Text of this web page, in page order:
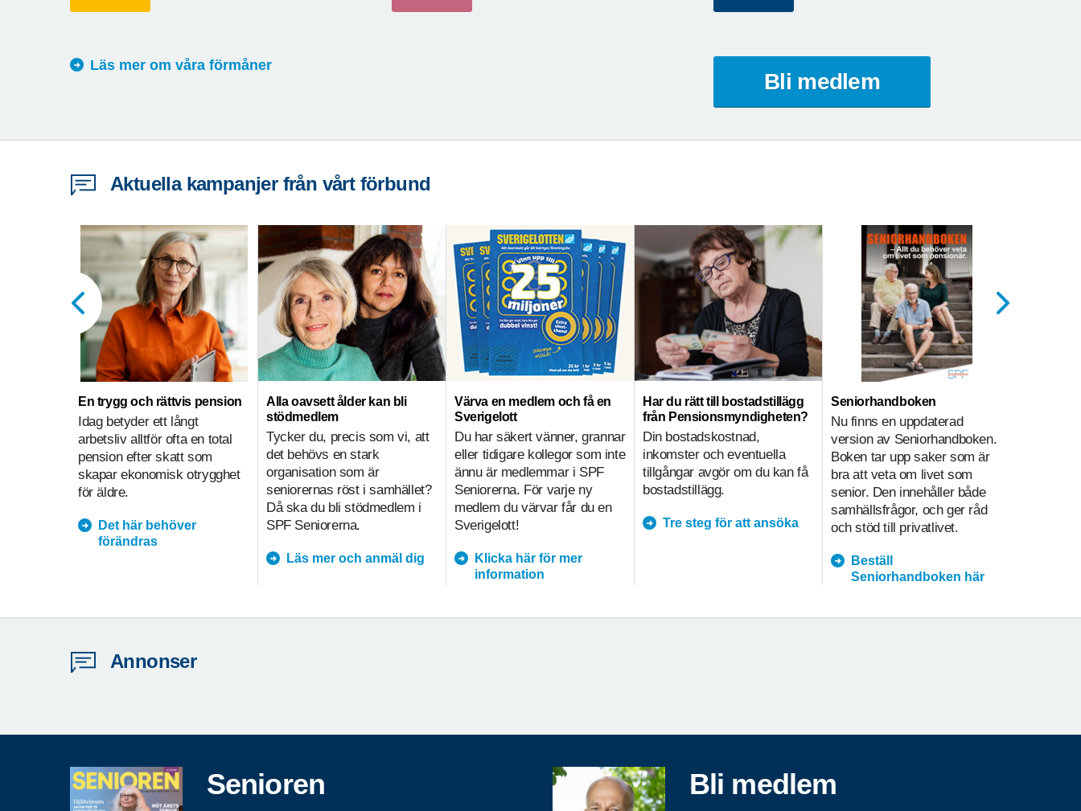
Läs mer om våra förmåner
Bli medlem
Aktuella kampanjer från vårt förbund
En trygg och rättvis pension
Idag betyder ett långt
arbetsliv alltför ofta en total
pension efter skatt som
skapar ekonomisk otrygghet
för äldre.
Det här behöver
förändras
Alla oavsett ålder kan bli
stödmedlem
Tycker du, precis som vi, att
det behövs en stark
organisation som är
seniorernas röst i samhället?
Då ska du bli stödmedlem i
SPF Seniorerna.
Läs mer och anmäl dig
Värva en medlem och få en
Sverigelott
Du har säkert vänner, grannar
eller tidigare kollegor som inte
ännu är medlemmar i SPF
Seniorerna. För varje ny
medlem du värvar får du en
Sverigelott!
Klicka här för mer
information
Har du rätt till bostadstillägg
från Pensionsmyndigheten?
Din bostadskostnad,
inkomster och eventuella
tillgångar avgör om du kan få
bostadstillägg.
Tre steg för att ansöka
Seniorhandboken
Nu finns en uppdaterad
version av Seniorhandboken.
Boken tar upp saker som är
bra att veta om livet som
senior. Den innehåller både
samhällsfrågor, och ger råd
och stöd till privatlivet.
Beställ
Seniorhandboken här
Annonser
Senioren Bli medlem